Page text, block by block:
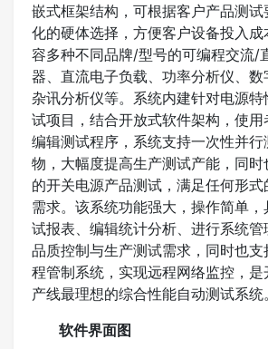
嵌式框架结构，可根据客户产品测
化的硬体选择，方便客户设备投入
容多种不同品牌/型号的可编程交流/
器、直流电子负载、功率分析仪、
杂讯分析仪等。系统内建针对电源
试项目，结合开放式软件架构，使
编辑测试程序，系统支持一次性并行
物，大幅度提高生产测试产能，同时
的开关电源产品测试，满足任何形
需求。该系统功能强大，操作简单
试报表、编辑统计分析、进行系统
品质控制与生产测试需求，同时也
程管制系统，实现远程网络监控，
产线最理想的综合性能自动测试系统。
软件界面图